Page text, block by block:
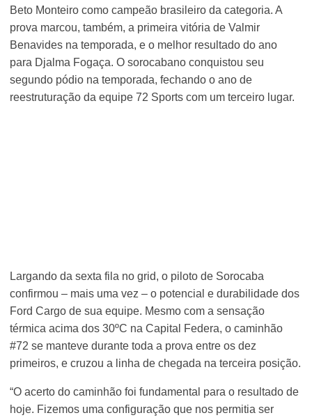
Beto Monteiro como campeão brasileiro da categoria. A
prova marcou, também, a primeira vitória de Valmir
Benavides na temporada, e o melhor resultado do ano
para Djalma Fogaça. O sorocabano conquistou seu
segundo pódio na temporada, fechando o ano de
reestruturação da equipe 72 Sports com um terceiro lugar.
Largando da sexta fila no grid, o piloto de Sorocaba
confirmou – mais uma vez – o potencial e durabilidade dos
Ford Cargo de sua equipe. Mesmo com a sensação
térmica acima dos 30ºC na Capital Federa, o caminhão
#72 se manteve durante toda a prova entre os dez
primeiros, e cruzou a linha de chegada na terceira posição.
“O acerto do caminhão foi fundamental para o resultado de
hoje. Fizemos uma configuração que nos permitia ser